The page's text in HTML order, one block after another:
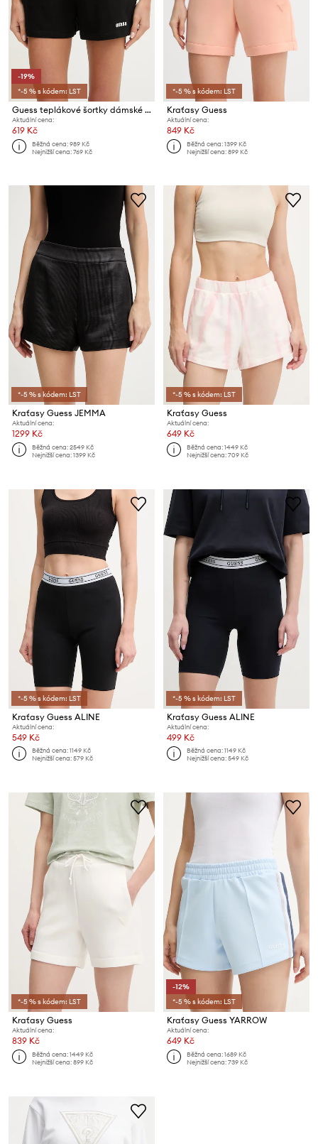
-19%
*-5 % s kódem: LST
Guess teplákové šortky dámské bavlněné GIADA
Aktuální cena:
619 Kč
Běžná cena:989 Kč
Nejnižší cena:769 Kč
*-5 % s kódem: LST
Kraťasy Guess
Aktuální cena:
849 Kč
Běžná cena:1399 Kč
Nejnižší cena:899 Kč
*-5 % s kódem: LST
Kraťasy Guess JEMMA
Aktuální cena:
1299 Kč
Běžná cena:2549 Kč
Nejnižší cena:1399 Kč
*-5 % s kódem: LST
Kraťasy Guess
Aktuální cena:
649 Kč
Běžná cena:1449 Kč
Nejnižší cena:709 Kč
*-5 % s kódem: LST
Kraťasy Guess ALINE
Aktuální cena:
549 Kč
Běžná cena:1149 Kč
Nejnižší cena:579 Kč
*-5 % s kódem: LST
Kraťasy Guess ALINE
Aktuální cena:
499 Kč
Běžná cena:1149 Kč
Nejnižší cena:549 Kč
*-5 % s kódem: LST
Kraťasy Guess
Aktuální cena:
839 Kč
Běžná cena:1449 Kč
Nejnižší cena:899 Kč
-12%
*-5 % s kódem: LST
Kraťasy Guess YARROW
Aktuální cena:
649 Kč
Běžná cena:1689 Kč
Nejnižší cena:739 Kč